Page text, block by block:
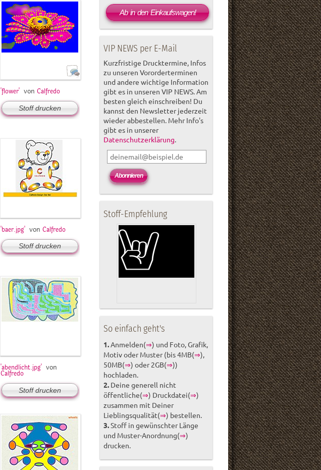
'flower' von Calfredo
Stoff drucken
'baer.jpg' von Calfredo
Stoff drucken
'abendlicht.jpg' von
Calfredo
Stoff drucken
Ab in den Einkaufswagen!
VIP NEWS per E-Mail
Kurzfristige Drucktermine, Infos
zu unseren Vororderterminen
und andere wichtige Information
gibt es in unseren VIP NEWS. Am
besten gleich einschreiben! Du
kannst den Newsletter jederzeit
wieder abbestellen. Mehr Info's
gibt es in unserer
Datenschutzerklärung.
Stoff-Empfehlung
So einfach geht's
1.Anmelden(⇒) und Foto, Grafik,
Motiv oder Muster (bis 4MB(⇒),
50MB(⇒) oder 2GB(⇒))
hochladen.
2. Deine generell nicht
öffentliche(⇒) Druckdatei(⇒)
zusammen mit Deiner
Lieblingsqualität(⇒) bestellen.
3.Stoff in gewünschter Länge
und Muster-Anordnung(⇒)
drucken.